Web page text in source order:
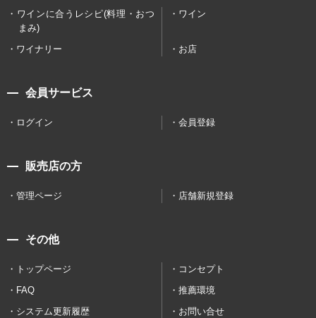
ワインに合うレシピ(料理・おつ
まみ)
ワイン
ワイナリー お店
会員サービス
ログイン 会員登録
販売店の方
管理ページ 店舗新規登録
その他
トップページ
コンセプト
FAQ
推薦環境
システム更新履歴
お問い合せ